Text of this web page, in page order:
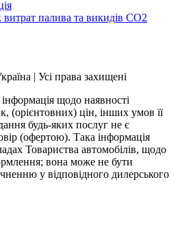
витрат палива та викидів СО2
| Усі права захищені
щодо наявності
(орієнтовних) цін, інших умов її
будь-яких послуг не є
(офертою). Така інформація
Товариства автомобілів, щодо
вона може не бути
у відповідного дилерського